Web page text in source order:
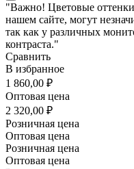
"Важно! Цветовые
нашем сайте, могут
так как у различных
контраста."
Сравнить
В избранное
1 860,00 ₽
Оптовая цена
2 320,00 ₽
Розничная цена
Оптовая цена
Розничная цена
Оптовая цена